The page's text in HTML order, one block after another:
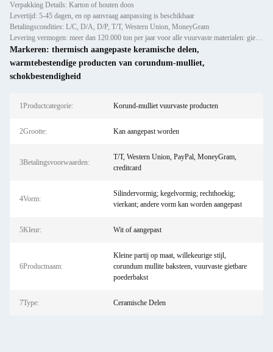
Verpakking Details: Karton of houten doos
Levertijd: 5-45 dagen, en op aanvraag aanpassing is beschikbaar
Betalingscondities: L/C, D/A, D/P, T/T, Western Union, MoneyGram
Levering vermogen: meer dan 120.000 ton per jaar voor alle vuurvaste materialen: gietijzer, voorlijsten en bakstenen
Markeren: thermisch aangepaste keramische delen,
warmtebestendige producten van corundum-mulliet,
schokbestendigheid
1Productcategorie: Korund-mulliet vuurvaste producten
2Grootte: Kan aangepast worden
3Betalingsvoorwaarden:
T/T, Western Union, PayPal, MoneyGram,
creditcard
4Vorm:
Silindervormig; kegelvormig; rechthoekig;
vierkant; andere vorm kan worden aangepast
5Kleur: Wit of aangepast
6Productnaam:
Kleine partij op maat, willekeurige stijl,
corundum mullite baksteen, vuurvaste gietbare
poederbakst
7Type: Ceramische Delen